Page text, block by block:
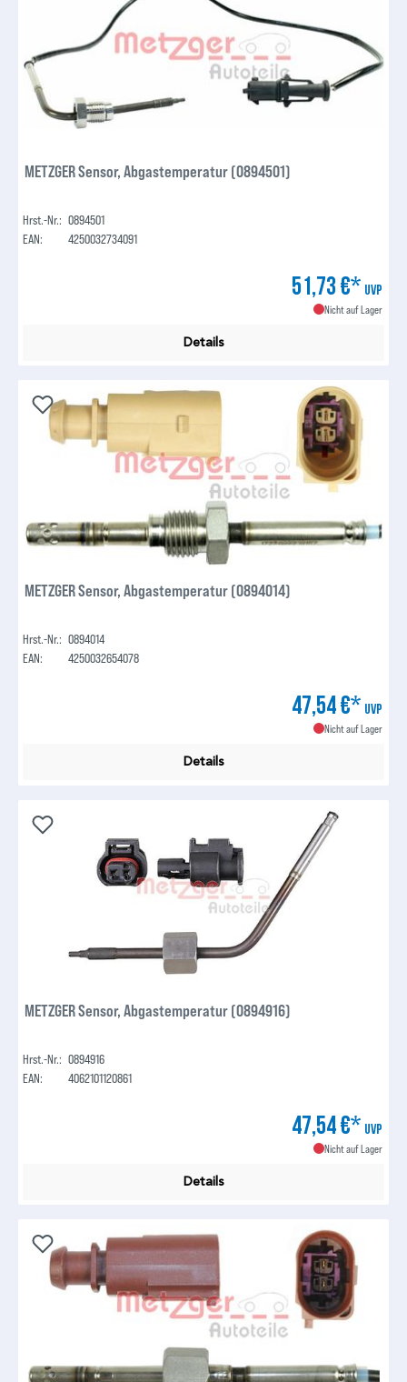
METZGER Sensor, Abgastemperatur (0894501)
Hrst.-Nr.: 0894501
EAN:
4250032734091
51,73 €* UVP
Nicht auf Lager
Details
METZGER Sensor, Abgastemperatur (0894014)
Hrst.-Nr.: 0894014
EAN:
4250032654078
47,54 €* UVP
Nicht auf Lager
Details
METZGER Sensor, Abgastemperatur (0894916)
Hrst.-Nr.: 0894916
EAN:
4062101120861
47,54 €* UVP
Nicht auf Lager
Details